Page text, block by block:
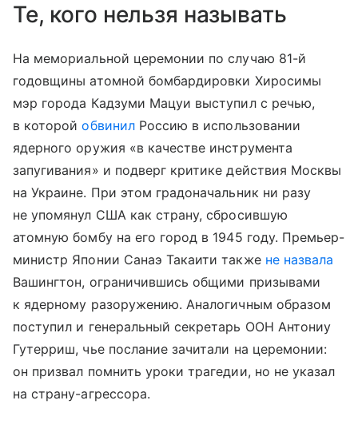
Те, кого нельзя называть
На мемориальной церемонии по случаю 81-й
годовщины атомной бомбардировки Хиросимы
мэр города Кадзуми Мацуи выступил с речью,
в которойобвинилРоссию в использовании
ядерного оружия «в качестве инструмента
запугивания» и подверг критике действия Москвы
на Украине. При этом градоначальник ни разу
не упомянул США как страну, сбросившую
атомную бомбу на его город в 1945 году. Премьер-
министр Японии Санаэ Такаити также не назвала
Вашингтон, ограничившись общими призывами
к ядерному разоружению. Аналогичным образом
поступил и генеральный секретарь ООН Антониу
Гутерриш, чье послание зачитали на церемонии:
он призвал помнить уроки трагедии, но не указал
на страну-агрессора.